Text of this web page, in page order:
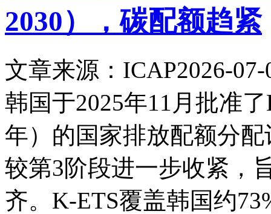
2030），碳配额趋紧
文章来源：ICAP2026-
韩国于2025年11月批准
年）的国家排放配额分
较第3阶段进一步收紧，
齐。K-ETS覆盖韩国约